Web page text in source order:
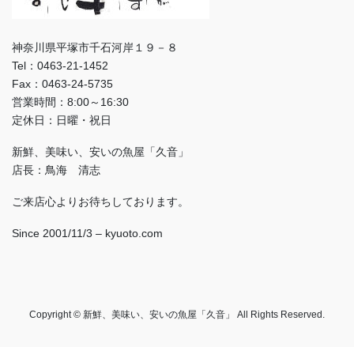
神奈川県平塚市千石河岸１９－８
Tel：0463-21-1452
Fax：0463-24-5735
営業時間：8:00～16:30
定休日：日曜・祝日
新鮮、美味い、安いの魚屋「久音」
店長：鳥海 清志
ご来店心よりお待ちしております。
Since 2001/11/3 – kyuoto.com
Copyright © 新鮮、美味い、安いの魚屋「久音」 All Rights Reserved.